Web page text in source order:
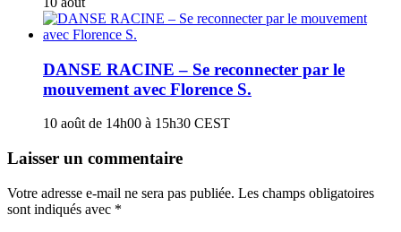
DANSE RACINE – Se reconnecter par le
mouvement avec Florence S.
10 août de 14h00 à 15h30 CEST
Laisser un commentaire
Votre adresse e-mail ne sera pas publiée. Les champs obligatoires
sont indiqués avec *